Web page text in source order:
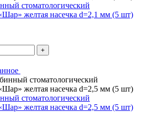
стоматологический
желтая насечка d=2,1 мм (5 шт)
+
стоматологический
желтая насечка d=2,5 мм (5 шт)